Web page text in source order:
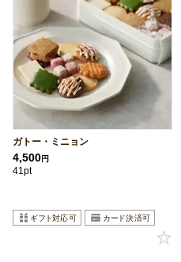
ガトー・ミニョン
4,500円
41pt